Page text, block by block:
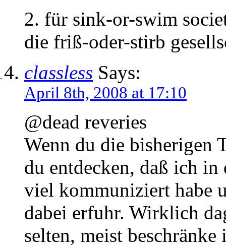
2. für sink-or-swim
die friß-oder-stirb
classless Says:
April 8th, 2008 at 17:10
@dead reveries
Wenn du die bisherigen
du entdecken, daß ich
viel kommuniziert habe
dabei erfuhr. Wirklich
selten, meist